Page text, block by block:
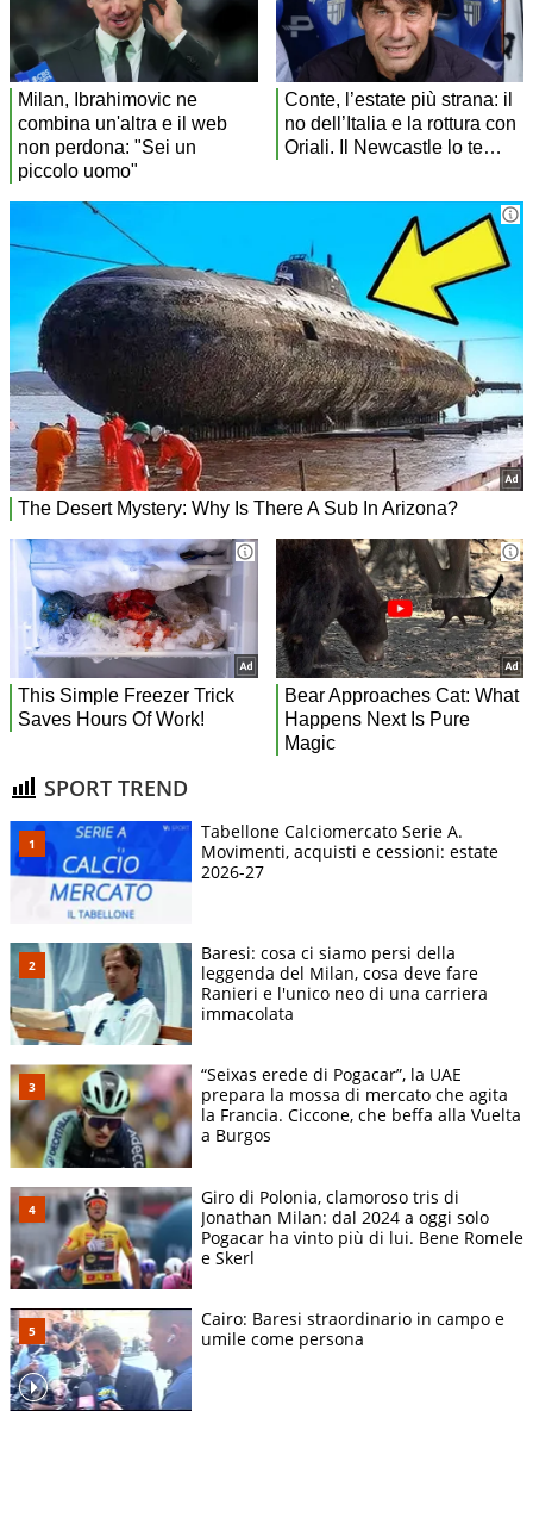
SPORT TREND
Tabellone Calciomercato Serie A.
Movimenti, acquisti e cessioni: estate
2026-27
Baresi: cosa ci siamo persi della
leggenda del Milan, cosa deve fare
Ranieri e l'unico neo di una carriera
immacolata
“Seixas erede di Pogacar”, la UAE
prepara la mossa di mercato che agita
la Francia. Ciccone, che beffa alla Vuelta
a Burgos
Giro di Polonia, clamoroso tris di
Jonathan Milan: dal 2024 a oggi solo
Pogacar ha vinto più di lui. Bene Romele
e Skerl
Cairo: Baresi straordinario in campo e
umile come persona